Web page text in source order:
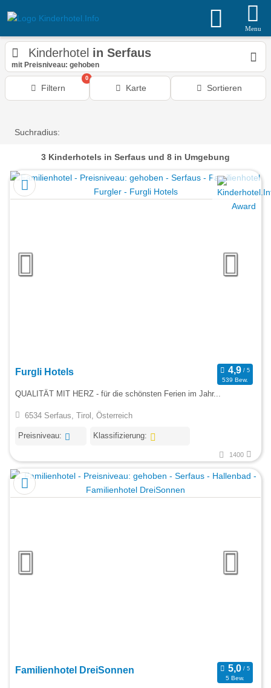
Menu
Kinderhotel in Serfaus
mit Preisniveau: gehoben
Filtern
0
Karte Sortieren
Suchradius:
3 Kinderhotels in Serfaus und 8 in Umgebung
Furgli Hotels
539 Bew.
QUALITÄT MIT HERZ - für die schönsten Ferien im Jahr...
6534 Serfaus, Tirol, Österreich
Preisniveau: Klassifizierung:
1400
Familienhotel DreiSonnen
5 Bew.